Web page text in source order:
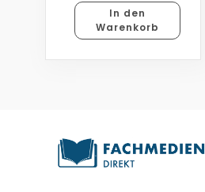
In den
Warenkorb